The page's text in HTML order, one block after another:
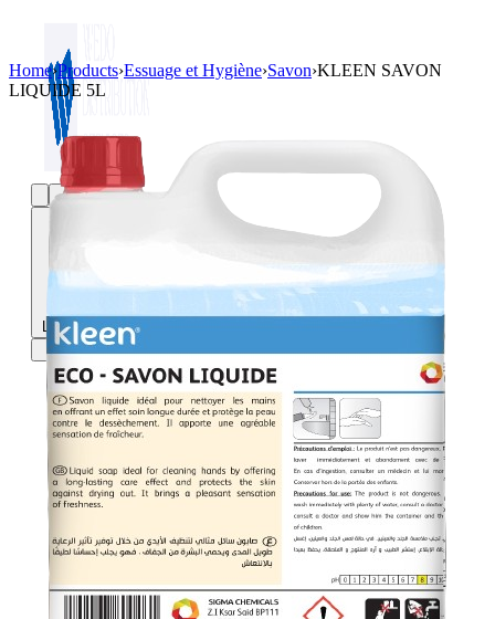
Login / Register
Home›Products›Essuage et Hygiène›Savon›KLEEN SAVON
LIQUIDE 5L